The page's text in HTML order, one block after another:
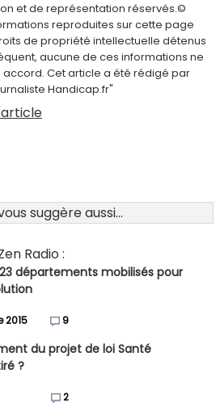
et de représentation réservés.©
reproduites sur cette page
de propriété intellectuelle détenus
aucune de ces informations ne
Cet article a été rédigé par
Handicap.fr"
article
suggère aussi...
Radio :
départements mobilisés pour
2015 9
du projet de loi Santé
?
2